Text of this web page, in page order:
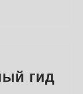
гид